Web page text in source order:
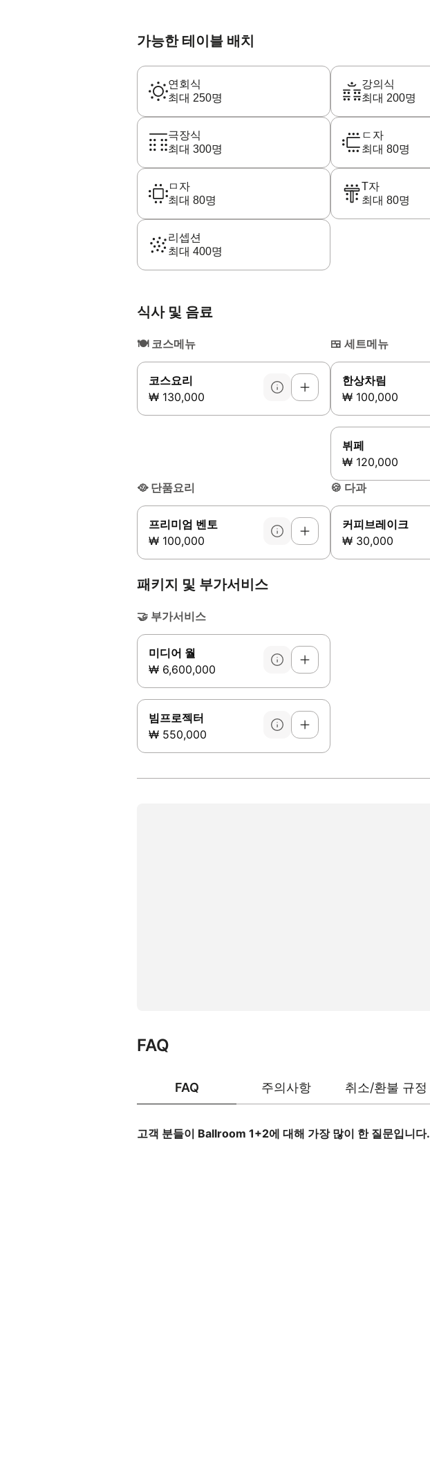
가능한 테이블 배치
연회식
최대 250명
강의식
최대 200명
극장식
최대 300명
ㄷ자
최대 80명
ㅁ자
최대 80명
T자
최대 80명
리셉션
최대 400명
식사 및 음료
🍽️ 코스메뉴
코스요리
₩ 130,000
🍱 세트메뉴
한상차림
₩ 100,000
뷔페
₩ 120,000
🥘 단품요리
프리미엄 벤토
₩ 100,000
🍪 다과
커피브레이크
₩ 30,000
패키지 및 부가서비스
🤝 부가서비스
미디어 월
₩ 6,600,000
빔프로젝터
₩ 550,000
FAQ
FAQ 주의사항 취소/환불 규정
고객 분들이 Ballroom 1+2에 대해 가장 많이 한 질문입니다.